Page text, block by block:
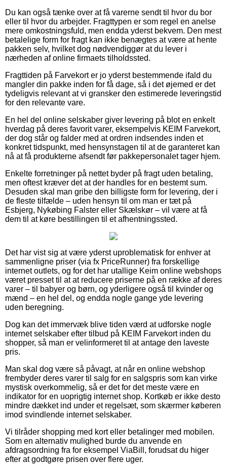
Du kan også tænke over at få varerne sendt til hvor du bor
eller til hvor du arbejder. Fragttypen er som regel en anelse
mere omkostningsfuld, men endda yderst bekvem. Den mest
betalelige form for fragt kan ikke benægtes at være at hente
pakken selv, hvilket dog nødvendiggør at du lever i
nærheden af online firmaets tilholdssted.
Fragttiden på Farvekort er jo yderst bestemmende ifald du
mangler din pakke inden for få dage, så i det øjemed er det
tydeligvis relevant at vi gransker den estimerede leveringstid
for den relevante vare.
En hel del online selskaber giver levering på blot en enkelt
hverdag på deres favorit varer, eksempelvis KEIM Farvekort,
der dog står og falder med at ordren indsendes inden et
konkret tidspunkt, med hensynstagen til at de garanteret kan
nå at få produkterne afsendt før pakkepersonalet tager hjem.
Enkelte forretninger på nettet byder på fragt uden betaling,
men oftest kræver det at der handles for en bestemt sum.
Desuden skal man gribe den billigste form for levering, der i
de fleste tilfælde – uden hensyn til om man er tæt på
Esbjerg, Nykøbing Falster eller Skælskør – vil være at få
dem til at køre bestillingen til et afhentningssted.
Det har vist sig at være yderst uproblematisk for enhver at
sammenligne priser (via fx PriceRunner) fra forskellige
internet outlets, og for det har utallige Keim online webshops
været presset til at at reducere priserne på en række af deres
varer – til babyer og børn, og yderligere også til kvinder og
mænd – en hel del, og endda nogle gange yde levering
uden beregning.
Dog kan det immervæk blive tiden værd at udforske nogle
internet selskaber efter tilbud på KEIM Farvekort inden du
shopper, så man er velinformeret til at antage den laveste
pris.
Man skal dog være så påvagt, at når en online webshop
frembyder deres varer til salg for en salgspris som kan virke
mystisk overkommelig, så er det for det meste være en
indikator for en uoprigtig internet shop. Kortkøb er ikke desto
mindre dækket ind under et regelsæt, som skærmer køberen
imod svindlende internet selskaber.
Vi tilråder shopping med kort eller betalinger med mobilen.
Som en alternativ mulighed burde du anvende en
afdragsordning fra for eksempel ViaBill, forudsat du higer
efter at godtgøre prisen over flere uger.